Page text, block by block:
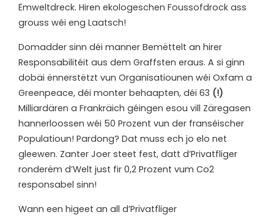
Ëmweltdreck. Hiren ekologeschen Foussofdrock ass
grouss wéi eng Laatsch!
Domadder sinn déi manner Bemëttelt an hirer
Responsabilitéit aus dem Graffsten eraus. A si ginn
dobäi ënnerstëtzt vun Organisatiounen wéi Oxfam a
Greenpeace, déi monter behaapten, déi 63 (!)
Milliardären a Frankräich géingen esou vill Zäregasen
hannerloossen wéi 50 Prozent vun der franséischer
Populatioun! Pardong? Dat muss ech jo elo net
gleewen. Zanter Joer steet fest, datt d’Privatfliger
ronderëm d’Welt just fir 0,2 Prozent vum Co2
responsabel sinn!
Wann een higeet an all d’Privatfliger